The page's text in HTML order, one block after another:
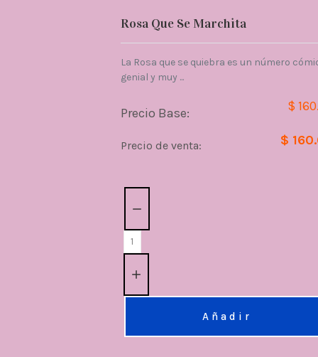
Rosa Que Se Marchita
La Rosa que se quiebra es un número
genial y muy ...
Precio Base: $
Precio de venta: $
Añadir